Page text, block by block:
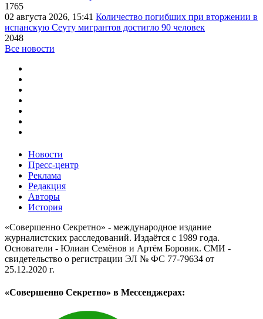
1765
02 августа 2026, 15:41 Количество погибших при вторжении в
испанскую Сеуту мигрантов достигло 90 человек
2048
Все новости
Новости
Пресс-центр
Реклама
Редакция
Авторы
История
«Совершенно Секретно» - международное издание
журналистских расследований. Издаётся с 1989 года.
Основатели - Юлиан Семёнов и Артём Боровик. CМИ -
свидетельство о регистрации ЭЛ № ФС 77-79634 от
25.12.2020 г.
«Совершенно Секретно» в Мессенджерах: